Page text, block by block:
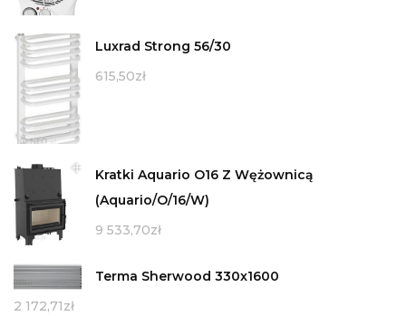
Luxrad Strong 56/30
615,50zł
Kratki Aquario O16 Z Wężownicą
(Aquario/O/16/W)
9 533,70zł
Terma Sherwood 330x1600
2 172,71zł